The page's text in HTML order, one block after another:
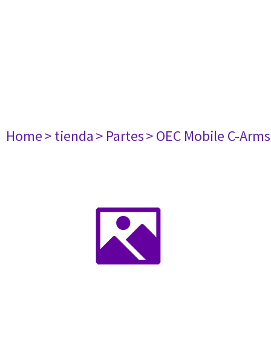
Home> tienda> Partes> OEC Mobile C-Arms